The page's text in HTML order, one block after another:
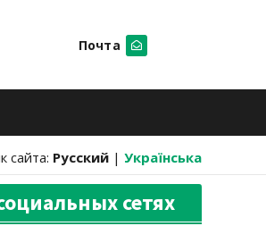
Почта
сайта: Русский | Українська
сетях